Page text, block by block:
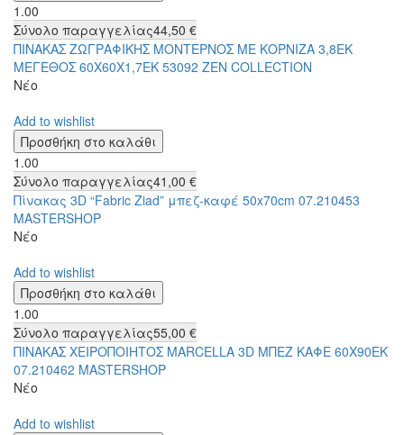
1.00
Σύνολο παραγγελίας44,50 €
ΠΙΝΑΚΑΣ ΖΩΓΡΑΦΙΚΗΣ ΜΟΝΤΕΡΝΟΣ ΜΕ ΚΟΡΝΙΖΑ 3,8ΕΚ
ΜΕΓΕΘΟΣ 60Χ60Χ1,7ΕΚ 53092 ZEN COLLECTION
Νέο
Add to wishlist
1.00
Σύνολο παραγγελίας41,00 €
Πίνακας 3D “Fabric Ziad” μπεζ-καφέ 50x70cm 07.210453
MASTERSHOP
Νέο
Add to wishlist
1.00
Σύνολο παραγγελίας55,00 €
ΠΙΝΑΚΑΣ ΧΕΙΡΟΠΟΙΗΤΟΣ MARCELLA 3D ΜΠΕΖ ΚΑΦΕ 60Χ90ΕΚ
07.210462 MASTERSHOP
Νέο
Add to wishlist